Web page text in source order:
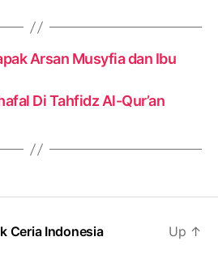
Arsan Musyfia dan Ibu
Di Tahfidz Al-Qur’an
Ceria Indonesia Up ↑